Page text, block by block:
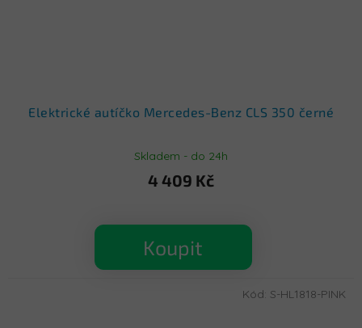
Elektrické autíčko Mercedes-Benz CLS 350 černé
Skladem - do 24h
4 409 Kč
Koupit
Kód: S-HL1818-PINK